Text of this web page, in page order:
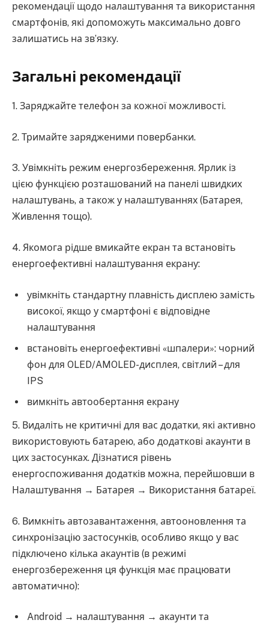
рекомендації щодо налаштування та використання
смартфонів, які допоможуть максимально довго
залишатись на звʼязку.
Загальні рекомендації
1. Заряджайте телефон за кожної можливості.
2. Тримайте зарядженими повербанки.
3. Увімкніть режим енергозбереження. Ярлик із
цією функцією розташований на панелі швидких
налаштувань, а також у налаштуваннях (Батарея,
Живлення тощо).
4. Якомога рідше вмикайте екран та встановіть
енергоефективні налаштування екрану:
увімкніть стандартну плавність дисплею замість
високої, якщо у смартфоні є відповідне
налаштування
встановіть енергоефективні «шпалери»: чорний
фон для OLED/AMOLED-дисплея, світлий – для
IPS
вимкніть автообертання екрану
5. Видаліть не критичні для вас додатки, які активно
використовують батарею, або додаткові акаунти в
цих застосунках. Дізнатися рівень
енергоспоживання додатків можна, перейшовши в
Налаштування → Батарея → Використання батареї.
6. Вимкніть автозавантаження, автооновлення та
синхронізацію застосунків, особливо якщо у вас
підключено кілька акаунтів (в режимі
енергозбереження ця функція має працювати
автоматично):
Android → налаштування → акаунти та